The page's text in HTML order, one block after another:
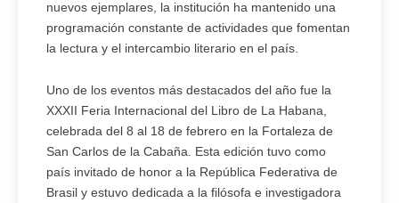
nuevos ejemplares, la institución ha mantenido una
programación constante de actividades que fomentan
la lectura y el intercambio literario en el país.
Uno de los eventos más destacados del año fue la
XXXII Feria Internacional del Libro de La Habana,
celebrada del 8 al 18 de febrero en la Fortaleza de
San Carlos de la Cabaña. Esta edición tuvo como
país invitado de honor a la República Federativa de
Brasil y estuvo dedicada a la filósofa e investigadora